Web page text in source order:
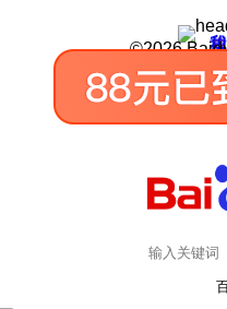
©2026